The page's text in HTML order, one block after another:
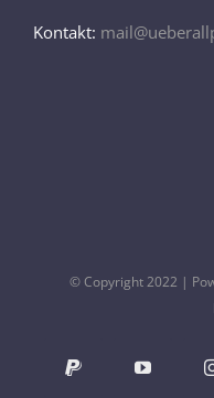
Kontakt:
© Copyright 2022 |
PayPal YouTube